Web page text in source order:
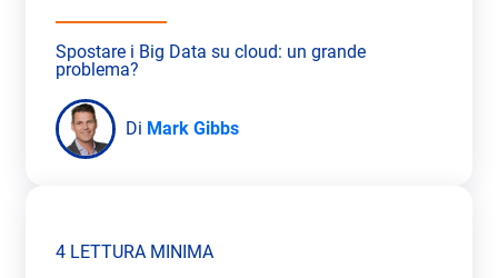
Spostare i Big Data su cloud: un grande
problema?
Di Mark Gibbs
4 LETTURA MINIMA